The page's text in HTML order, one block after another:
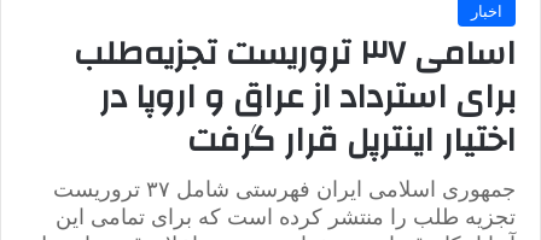
اخبار
اسامی ۳۷ تروریست تجزیه‌طلب
برای استرداد از عراق و اروپا در
اختیار اینترپل قرار گرفت
جمهوری اسلامی ایران فهرستی شامل ۳۷ تروریست
تجزیه طلب را منتشر کرده است که برای تمامی این